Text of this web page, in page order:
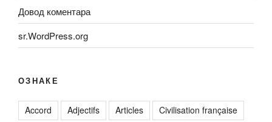
Довод коментара
sr.WordPress.org
ОЗНАКЕ
Accord Adjectifs Articles
Civilisation française